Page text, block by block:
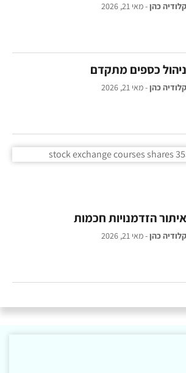
קלודיה כהן מאי 21, 2026
ניהול כספים מתקדם
קלודיה כהן מאי 21, 2026
איתור הזדמנויות חכמות
קלודיה כהן מאי 21, 2026